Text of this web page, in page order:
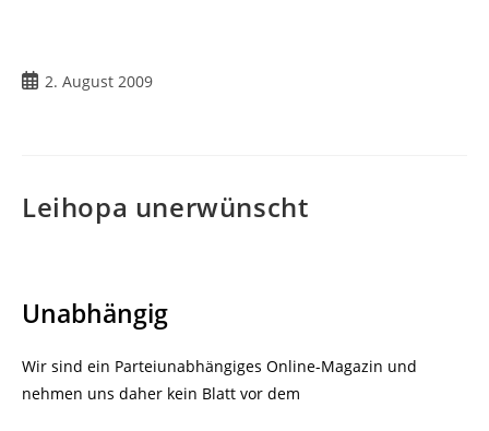
Beitrag2. August 2009
Leihopa unerwünscht
Unabhängig
Wir sind ein Parteiunabhängiges Online-Magazin und
nehmen uns daher kein Blatt vor dem